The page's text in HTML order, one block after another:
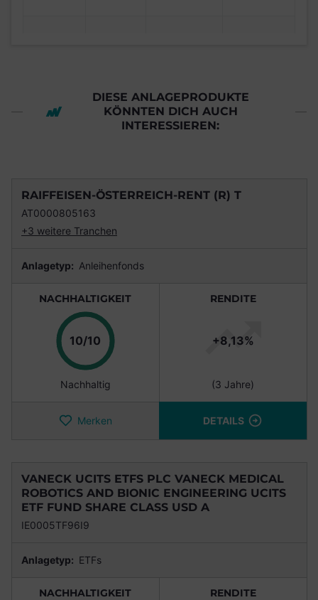
DIESE ANLAGEPRODUKTE
KÖNNTEN DICH AUCH
INTERESSIEREN:
RAIFFEISEN-ÖSTERREICH-RENT (R) T
AT0000805163
+3 weitere Tranchen
Anlagetyp: Anleihenfonds
NACHHALTIGKEIT
10/10 Punkte
Nachhaltig
RENDITE
+8,13%
(3 Jahre)
Merken DETAILS
VANECK UCITS ETFS PLC VANECK MEDICAL
ROBOTICS AND BIONIC ENGINEERING UCITS
ETF FUND SHARE CLASS USD A
IE0005TF96I9
Anlagetyp: ETFs
NACHHALTIGKEIT RENDITE